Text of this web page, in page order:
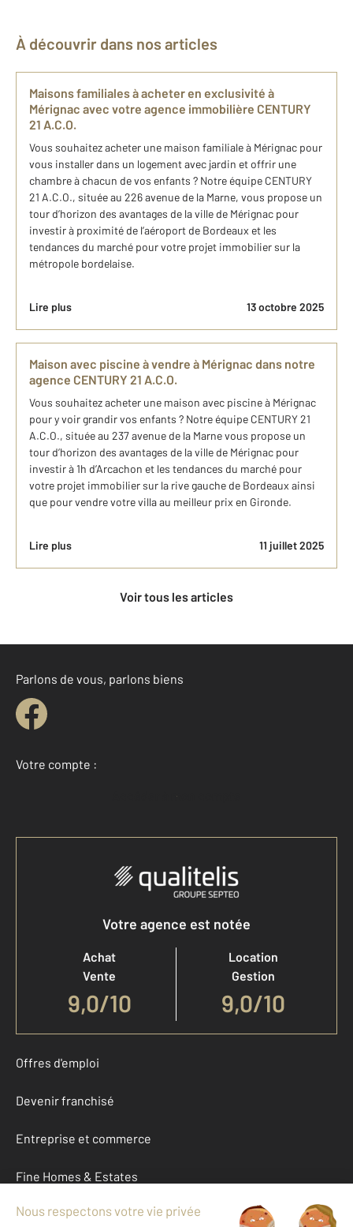
À découvrir dans nos articles
Maisons familiales à acheter en exclusivité à
Mérignac avec votre agence immobilière CENTURY
21 A.C.O.
Vous souhaitez acheter une maison familiale à Mérignac pour
vous installer dans un logement avec jardin et offrir une
chambre à chacun de vos enfants ? Notre équipe CENTURY
21 A.C.O., située au 226 avenue de la Marne, vous propose un
tour d’horizon des avantages de la ville de Mérignac pour
investir à proximité de l’aéroport de Bordeaux et les
tendances du marché pour votre projet immobilier sur la
métropole bordelaise.
Lire plus 13 octobre 2025
Maison avec piscine à vendre à Mérignac dans notre
agence CENTURY 21 A.C.O.
Vous souhaitez acheter une maison avec piscine à Mérignac
pour y voir grandir vos enfants ? Notre équipe CENTURY 21
A.C.O., située au 237 avenue de la Marne vous propose un
tour d’horizon des avantages de la ville de Mérignac pour
investir à 1h d’Arcachon et les tendances du marché pour
votre projet immobilier sur la rive gauche de Bordeaux ainsi
que pour vendre votre villa au meilleur prix en Gironde.
Lire plus 11 juillet 2025
Voir tous les articles
Parlons de vous, parlons biens
Votre compte :
Accéder à mon compte
Votre agence est notée
Achat
Vente
9,0/10
Location
Gestion
9,0/10
Offres d'emploi
Devenir franchisé
Entreprise et commerce
Fine Homes & Estates
À propos